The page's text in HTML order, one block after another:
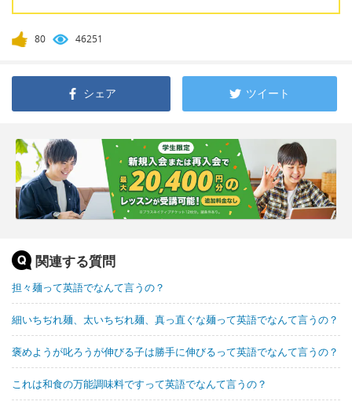
80 46251
シェア ツイート
関連する質問
担々麺って英語でなんて言うの？
細いちぢれ麺、太いちぢれ麺、真っ直ぐな麺って英語でなんて言うの？
褒めようが叱ろうが伸びる子は勝手に伸びるって英語でなんて言うの？
これは和食の万能調味料ですって英語でなんて言うの？